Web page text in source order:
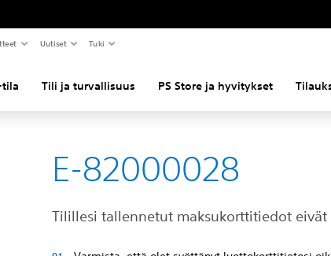
Uutiset Tuki
tila Tili ja turvallisuus PS Store ja hyvitykset
E-82000028
Tilillesi tallennetut maksukorttitiedot eivät